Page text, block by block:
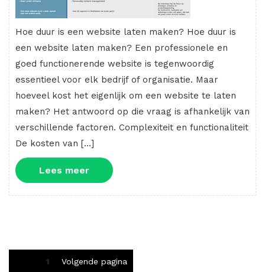
Hoe duur is een website laten maken? Hoe duur is
een website laten maken? Een professionele en
goed functionerende website is tegenwoordig
essentieel voor elk bedrijf of organisatie. Maar
hoeveel kost het eigenlijk om een website te laten
maken? Het antwoord op die vraag is afhankelijk van
verschillende factoren. Complexiteit en functionaliteit
De kosten van […]
Lees meerLees
meer
Berichten
1 Volgende pagina